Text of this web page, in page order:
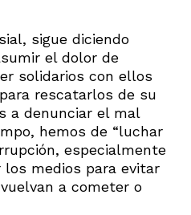
sigue diciendo
el dolor de
solidarios con ellos
rescatarlos de su
a denunciar el mal
hemos de “luchar
especialmente
los medios para evitar
a cometer o